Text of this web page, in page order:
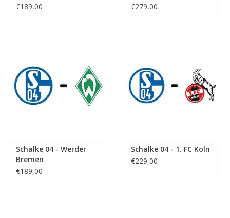
€189,00
€279,00
Schalke 04 - Werder
Bremen
€189,00
Schalke 04 - 1. FC Koln
€229,00